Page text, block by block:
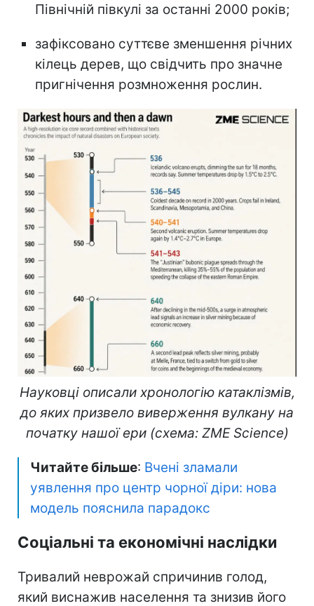
Північній півкулі за останні 2000 років;
зафіксовано суттєве зменшення річних
кілець дерев, що свідчить про значне
пригнічення розмноження рослин.
Науковці описали хронологію катаклізмів,
до яких призвело виверження вулкану на
початку нашої ери (схема: ZME Science)
Читайте більше: Вчені зламали
уявлення про центр чорної діри: нова
модель пояснила парадокс
Соціальні та економічні наслідки
Тривалий неврожай спричинив голод,
який виснажив населення та знизив його